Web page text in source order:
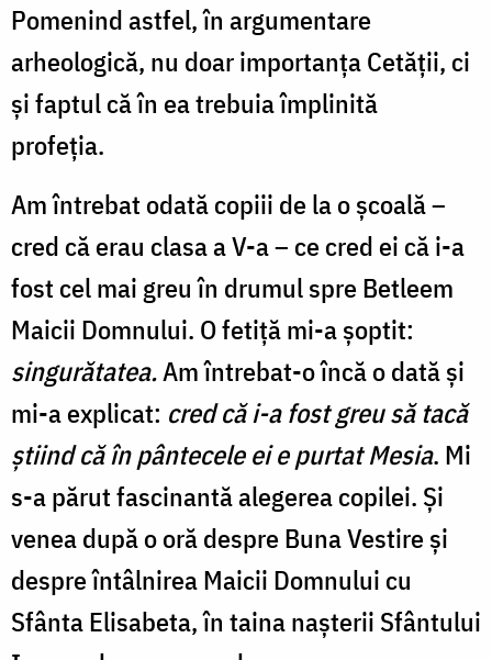
Pomenind astfel, în argumentare
arheologică, nu doar importanța Cetății, ci
și faptul că în ea trebuia împlinită
profeția.
Am întrebat odată copiii de la o școală –
cred că erau clasa a V-a – ce cred ei că i-a
fost cel mai greu în drumul spre Betleem
Maicii Domnului. O fetiță mi-a șoptit:
singurătatea.Am întrebat-o încă o dată și
mi-a explicat: cred că i-a fost greu să tacă
știind că în pântecele ei e purtat Mesia. Mi
s-a părut fascinantă alegerea copilei. Și
venea după o oră despre Buna Vestire și
despre întâlnirea Maicii Domnului cu
Sfânta Elisabeta, în taina nașterii Sfântului